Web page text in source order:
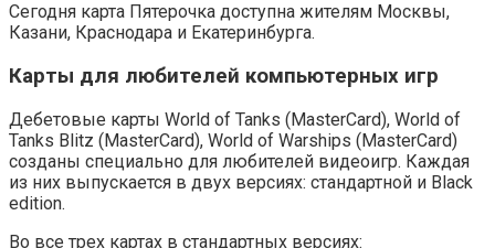
Сегодня карта Пятерочка доступна жителям Москвы,
Казани, Краснодара и Екатеринбурга.
Карты для любителей компьютерных игр
Дебетовые карты World of Tanks (MasterCard), World of
Tanks Blitz (MasterCard), World of Warships (MasterCard)
созданы специально для любителей видеоигр. Каждая
из них выпускается в двух версиях: стандартной и Black
edition.
Во все трех картах в стандартных версиях: